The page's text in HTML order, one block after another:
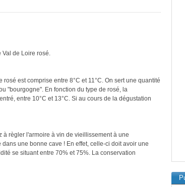
Val de Loire rosé.
est comprise entre 8°C et 11°C. On sert une quantité
"bourgogne". En fonction du type de rosé, la
entre 10°C et 13°C. Si au cours de la dégustation
règler l'armoire à vin de vieillissement à une
une bonne cave ! En effet, celle-ci doit avoir une
se situant entre 70% et 75%. La conservation